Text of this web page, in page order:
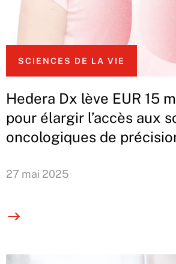
SCIENCES DE LA VIE
Hedera Dx lève EUR 15
pour élargir l’accès aux
oncologiques de
27 mai 2025